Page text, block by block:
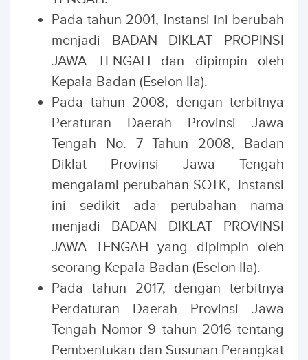
Pada tahun 2001, Instansi ini berubah
menjadi BADAN DIKLAT PROPINSI
JAWA TENGAH dan dipimpin oleh
Kepala Badan (Eselon IIa).
Pada tahun 2008, dengan terbitnya
Peraturan Daerah Provinsi Jawa
Tengah No. 7 Tahun 2008, Badan
Diklat Provinsi Jawa Tengah
mengalami perubahan SOTK, Instansi
ini sedikit ada perubahan nama
menjadi BADAN DIKLAT PROVINSI
JAWA TENGAH yang dipimpin oleh
seorang Kepala Badan (Eselon IIa).
Pada tahun 2017, dengan terbitnya
Perdaturan Daerah Provinsi Jawa
Tengah Nomor 9 tahun 2016 tentang
Pembentukan dan Susunan Perangkat